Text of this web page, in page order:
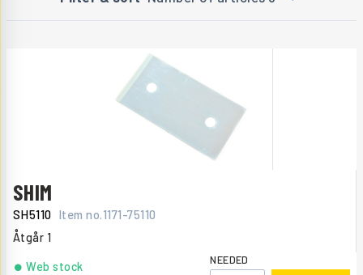
SHIM
SH5110 Item no.1171-75110
Åtgår 1
Web stock NEEDED